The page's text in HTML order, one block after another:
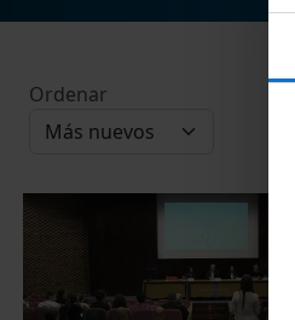
Ordenar